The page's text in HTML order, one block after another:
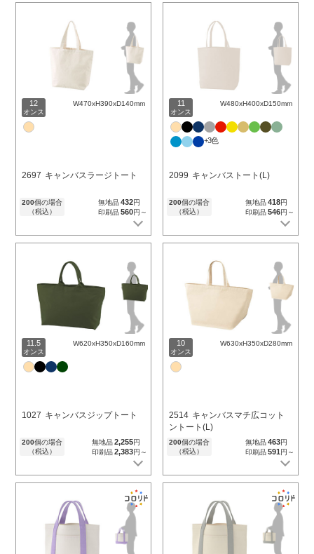
12
オンス
W470xH390xD140mm
2697 キャンバスラージトート
200個の場合
（税込）
無地品432円
印刷品560円～
11
オンス
W480xH400xD150mm
+3色
2099 キャンバストート(L)
200個の場合
（税込）
無地品418円
印刷品546円～
11.5
オンス
W620xH350xD160mm
1027 キャンバスジップトート
200個の場合
（税込）
無地品2,255円
印刷品2,383円～
10
オンス
W630xH350xD280mm
2514 キャンバスマチ広コット
ントート(L)
200個の場合
（税込）
無地品463円
印刷品591円～